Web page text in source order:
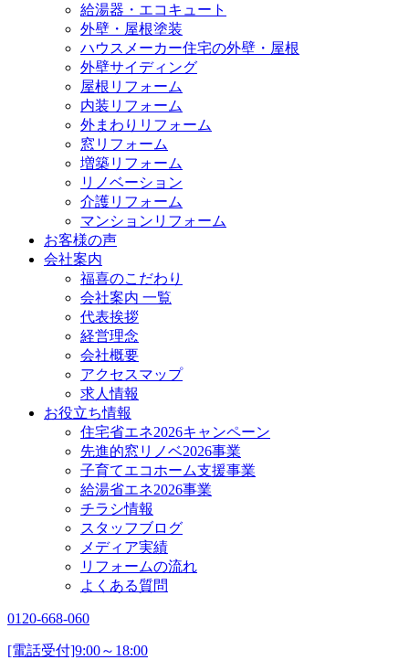
給湯器・エコキュート
外壁・屋根塗装
ハウスメーカー住宅の外壁・屋根
外壁サイディング
屋根リフォーム
内装リフォーム
外まわりリフォーム
窓リフォーム
増築リフォーム
リノベーション
介護リフォーム
マンションリフォーム
お客様の声
会社案内
福喜のこだわり
会社案内 一覧
代表挨拶
経営理念
会社概要
アクセスマップ
求人情報
お役立ち情報
住宅省エネ2026キャンペーン
先進的窓リノベ2026事業
子育てエコホーム支援事業
給湯省エネ2026事業
チラシ情報
スタッフブログ
メディア実績
リフォームの流れ
よくある質問
0120-668-060
[電話受付]9:00～18:00